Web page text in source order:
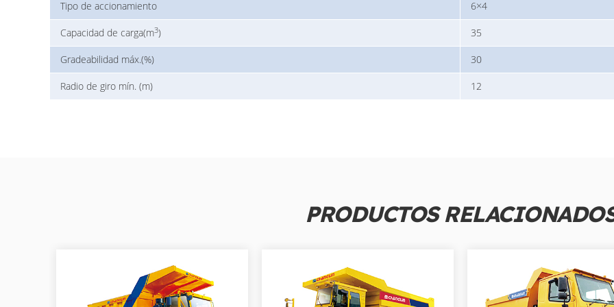
Tipo de accionamiento 6×4
Capacidad de carga(m3) 35
Gradeabilidad máx.(%) 30
Radio de giro mín. (m) 12
PRODUCTOS